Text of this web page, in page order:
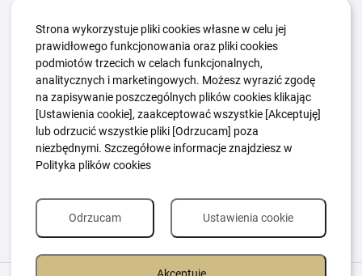
Igrzyska Paralimpijskie O nas
Kwalifikacje ZSK
Kluby Aktualności
Edukacja
Guttmanny Kontakt
Polityka Ochrony Dzieci
Sygnaliści
Polityka plików cookie
Strona wykorzystuje pliki cookies własne w celu jej
prawidłowego funkcjonowania oraz pliki cookies
podmiotów trzecich w celach funkcjonalnych,
analitycznych i marketingowych. Możesz wyrazić zgodę
na zapisywanie poszczególnych plików cookies klikając
[Ustawienia cookie], zaakceptować wszystkie [Akceptuję]
lub odrzucić wszystkie pliki [Odrzucam] poza
niezbędnymi. Szczegółowe informacje znajdziesz w
Polityka plików cookies
Ustawienia cookie
Odrzucam